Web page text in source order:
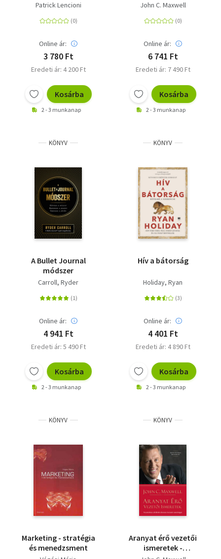
Hogyan fejlesszük az
alapkészségeit?
Patrick Lencioni
Online ár:
3 780 Ft
Eredeti ár: 4 200 Ft
Kosárba
2 - 3 munkanap
törvénye
John C. Maxwell
Online ár:
6 741 Ft
Eredeti ár: 7 490 Ft
Kosárba
2 - 3 munkanap
KÖNYV
A Bullet Journal
módszer
Carroll, Ryder
Online ár:
4 941 Ft
Eredeti ár: 5 490 Ft
Kosárba
2 - 3 munkanap
KÖNYV
Hív a bátorság
Holiday, Ryan
Online ár:
4 401 Ft
Eredeti ár: 4 890 Ft
Kosárba
2 - 3 munkanap
KÖNYV
Marketing - stratégia
és menedzsment
KÖNYV
Aranyat érő vezetői
ismeretek -